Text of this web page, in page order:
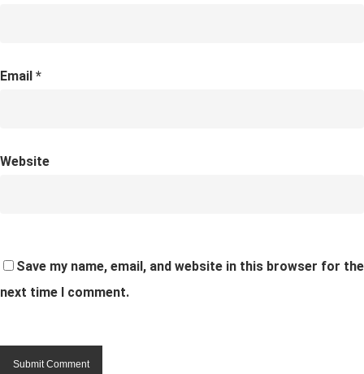
Email *
Website
Save my name, email, and website in this browser for the
next time I comment.